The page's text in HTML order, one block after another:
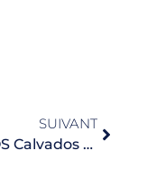
SUIVANT
Le CDOS Calvados signe la nouvelle version du manifeste LVSS !